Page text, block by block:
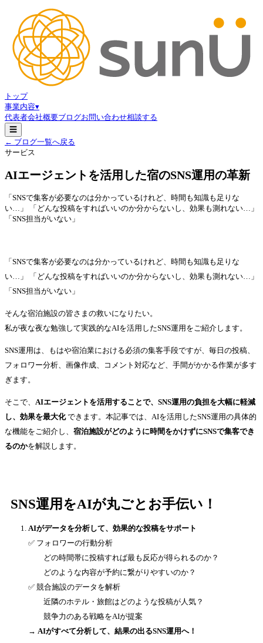
トップ
事業内容▾
代表者会社概要ブログお問い合わせ相談する
☰
← ブログ一覧へ戻る
サービス
AIエージェントを活用した宿のSNS運用の革新
「SNSで集客が必要なのは分かっているけれど、時間も知識も足りな
い…」 「どんな投稿をすればいいのか分からないし、効果も測れない…」
「SNS担当がいない」
「SNSで集客が必要なのは分かっているけれど、時間も知識も足りな
い…」 「どんな投稿をすればいいのか分からないし、効果も測れない…」
「SNS担当がいない」
そんな宿泊施設の皆さまの救いになりたい。
私が夜な夜な勉強して実践的なAIを活用したSNS運用をご紹介します。
SNS運用は、もはや宿泊業における必須の集客手段ですが、毎日の投稿、
フォロワー分析、画像作成、コメント対応など、手間がかかる作業が多す
ぎます。
そこで、 AIエージェントを活用することで、SNS運用の負担を大幅に軽減
し、効果を最大化できます。本記事では、AIを活用したSNS運用の具体的
な機能をご紹介し、 宿泊施設がどのように時間をかけずにSNSで集客でき
るのかを解説します。
SNS運用をAIが丸ごとお手伝い！
AIがデータを分析して、効果的な投稿をサポート
✅ フォロワーの行動分析
どの時間帯に投稿すれば最も反応が得られるのか？
どのような内容が予約に繋がりやすいのか？
✅ 競合施設のデータを解析
近隣のホテル・旅館はどのような投稿が人気？
競争力のある戦略をAIが提案
→ AIがすべて分析して、結果の出るSNS運用へ！